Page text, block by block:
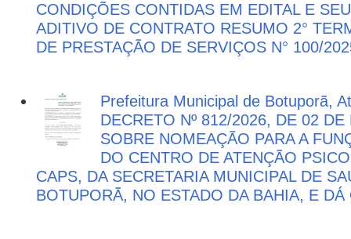
CONDIÇÕES CONTIDAS EM EDITAL E
ADITIVO DE CONTRATO RESUMO 2°
DE PRESTAÇÃO DE SERVIÇOS N° 100/
Prefeitura Municipal de Botuporã,
DECRETO Nº 812/2026, DE 02
SOBRE NOMEAÇÃO PARA A
DO CENTRO DE ATENÇÃO
CAPS, DA SECRETARIA MUNICIPAL DE
BOTUPORÃ, NO ESTADO DA BAHIA, E